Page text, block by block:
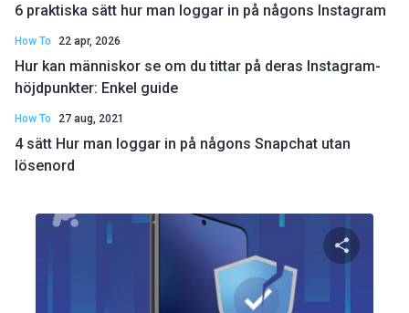
6 praktiska sätt hur man loggar in på någons Instagram
How To 22 apr, 2026
Hur kan människor se om du tittar på deras Instagram-
höjdpunkter: Enkel guide
How To 27 aug, 2021
4 sätt Hur man loggar in på någons Snapchat utan
lösenord